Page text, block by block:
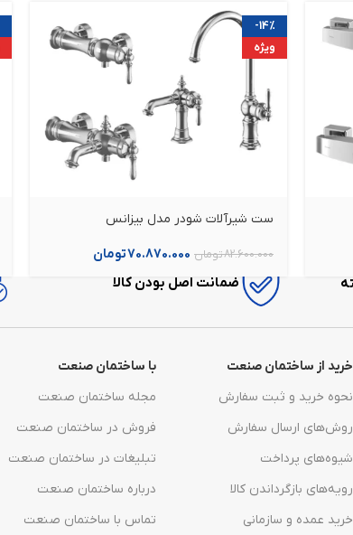
-14%
ویژه
ست شیرآلات شودر مدل بیزانس
82.600.000تومان 70.870.000تومان
ضمانت اصل بودن کالا
خرید از ساختمان صنعت
نحوه خرید و ثبت سفارش
روش‌های ارسال سفارش
شیوه‌های پرداخت
رویه‌های بازگرداندن کالا
خرید عمده و سازمانی
با ساختمان صنعت
مجله ساختمان صنعت
فروش در ساختمان صنعت
تبلیغات در ساختمان صنعت
درباره ساختمان صنعت
تماس با ساختمان صنعت